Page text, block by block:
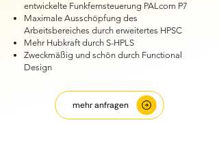
entwickelte Funkfernsteuerung PALcom P7
Maximale Ausschöpfung des
Arbeitsbereiches durch erweitertes HPSC
Mehr Hubkraft durch S-HPLS
Zweckmäßig und schön durch Functional
Design
mehr anfragen